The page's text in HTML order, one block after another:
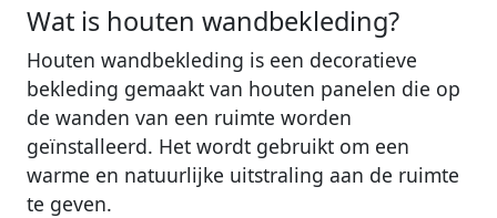
Wat is houten wandbekleding?
Houten wandbekleding is een decoratieve
bekleding gemaakt van houten panelen die op
de wanden van een ruimte worden
geïnstalleerd. Het wordt gebruikt om een
warme en natuurlijke uitstraling aan de ruimte
te geven.